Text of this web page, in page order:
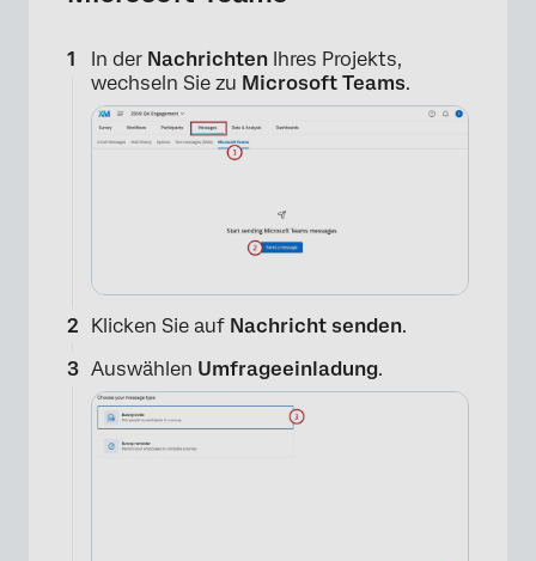
×
In der Nachrichten Ihres Projekts,
wechseln Sie zu Microsoft Teams.
Klicken Sie auf Nachricht senden.
Auswählen Umfrageeinladung.